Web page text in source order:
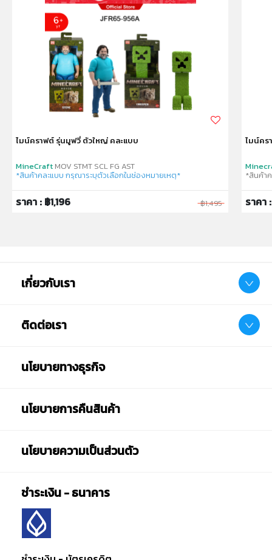
หมายเหตุ:
ของผลิตภัณฑ์ที่แสดงบนเว็บไซต์อาจมีความแตกต่างกันจาก
การตั้งค่าการแสดงผลสีของแต่ละหน้าจอ
คำเตือน/ข้อห้าม:
ไมน์คราฟต์ รุ่นมูฟวี่ ตัวใหญ่ คละแบบ
MineCraft MOV STMT SCL FG AST
*สินค้าคละแบบ กรุณาระบุตัวเลือกในช่องหมายเหตุ*
ราคา : ฿1,196 ฿1,495
ไมน์คร
*สินค้า
ราคา
เกี่ยวกับเรา
ติดต่อเรา
นโยบายทางธุรกิจ
นโยบายการคืนสินค้า
นโยบายความเป็นส่วนตัว
ชำระเงิน - ธนาคาร